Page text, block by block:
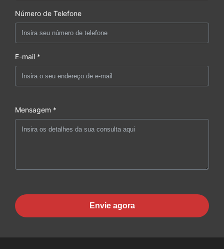
Número de Telefone
E-mail *
Mensagem *
Envie agora